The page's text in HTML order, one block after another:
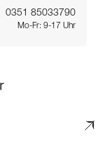
0351 85033790
Mo-Fr: 9-17 Uhr